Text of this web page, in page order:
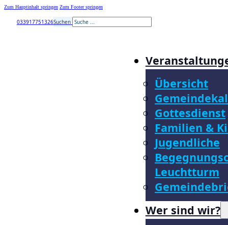
Zum Hauptinhalt springen Zum Footer springen
033917751326Suchen
Übersicht
Gottesdienst
Familien &
Jugendliche
Leuchtturm
Wer sind wir?